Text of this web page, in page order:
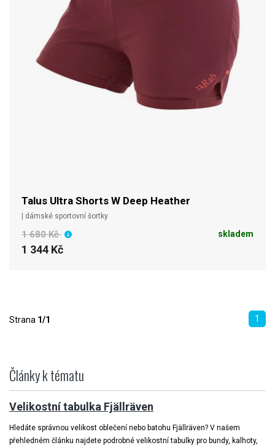
Talus Ultra Shorts W Deep Heather
| dámské sportovní šortky
1 680 Kč
1 344 Kč
skladem
Strana 1/1 1
Články k tématu
Velikostní tabulka Fjällräven
Hledáte správnou velikost oblečení nebo batohu Fjällräven? V našem
přehledném článku najdete podrobné velikostní tabulky pro bundy, kalhoty,